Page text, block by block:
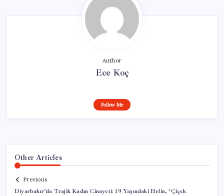
Author
Ece Koç
Follow Me
Other Articles
Previous
Diyarbakır’da Trajik Kadın Cinayeti: 19 Yaşındaki Helin, ‘Çiçek